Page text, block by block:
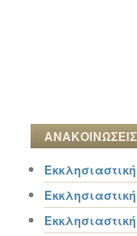
ΑΝΑΚΟΙΝΩΣΕΙΣ